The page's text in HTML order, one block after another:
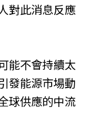
對此消息反應
能不會持續太
發能源市場動
球供應的中流